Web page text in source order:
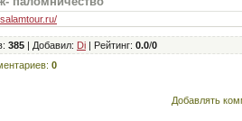
: 385 | Добавил: Di | Рейтинг: 0.0/0
: 0
Добавлять